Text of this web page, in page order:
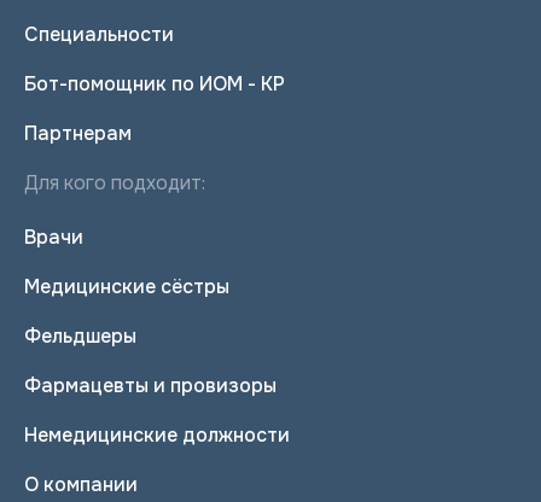
Специальности
Бот-помощник по ИОМ - КР
Партнерам
Для кого подходит:
Врачи
Медицинские сёстры
Фельдшеры
Фармацевты и провизоры
Немедицинские должности
О компании